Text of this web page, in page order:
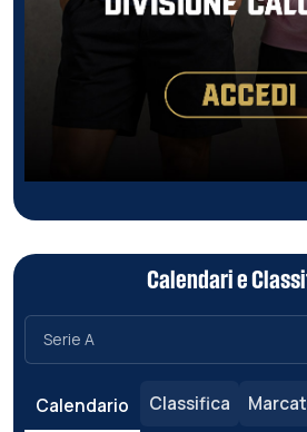
Calendari e
Calendario Classifica